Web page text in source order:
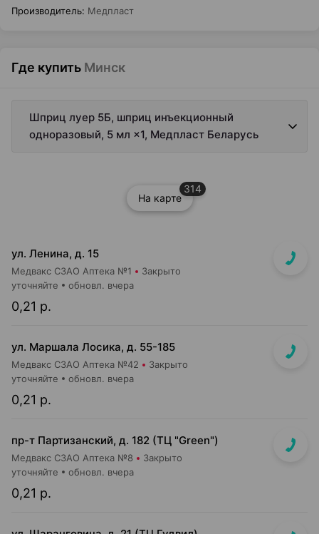
Производитель: Медпласт
Где купить Минск
Шприц луер 5Б, шприц инъекционный
одноразовый, 5 мл ×1, Медпласт Беларусь
На карте
314
ул. Ленина, д. 15
Медвакс СЗАО Аптека №1 Закрыто
0,21 р.
уточняйте обновл. вчера
ул. Маршала Лосика, д. 55-185
Медвакс СЗАО Аптека №42 Закрыто
0,21 р.
уточняйте обновл. вчера
пр-т Партизанский, д. 182 (ТЦ "Green")
Медвакс СЗАО Аптека №8 Закрыто
0,21 р.
уточняйте обновл. вчера